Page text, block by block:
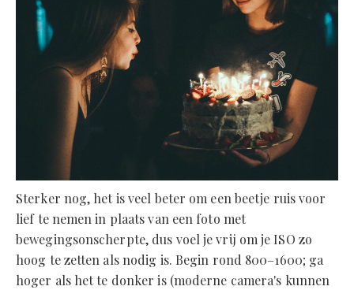
Sterker nog, het is veel beter om een beetje ruis voor
lief te nemen in plaats van een foto met
bewegingsonscherpte, dus voel je vrij om je ISO zo
hoog te zetten als nodig is. Begin rond 800–1600; ga
hoger als het te donker is (moderne camera's kunnen